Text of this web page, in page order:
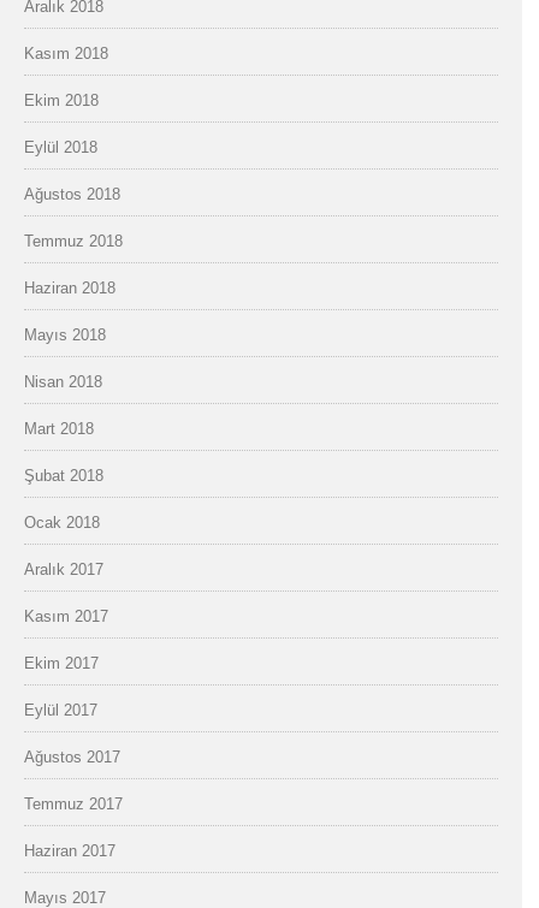
Aralık 2018
Kasım 2018
Ekim 2018
Eylül 2018
Ağustos 2018
Temmuz 2018
Haziran 2018
Mayıs 2018
Nisan 2018
Mart 2018
Şubat 2018
Ocak 2018
Aralık 2017
Kasım 2017
Ekim 2017
Eylül 2017
Ağustos 2017
Temmuz 2017
Haziran 2017
Mayıs 2017